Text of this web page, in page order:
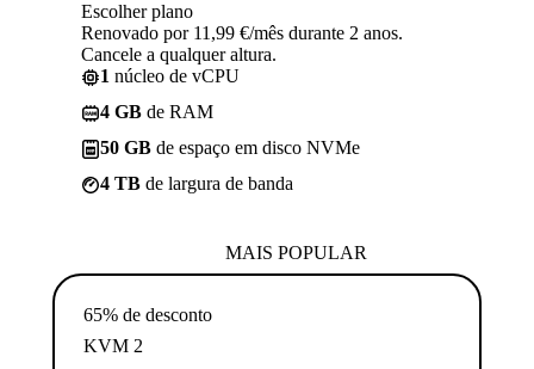
Escolher plano
Renovado por 11,99 €/mês durante 2 anos.
Cancele a qualquer altura.
1 núcleo de vCPU
4 GB de RAM
50 GB de espaço em disco NVMe
4 TB de largura de banda
MAIS POPULAR
65% de desconto
KVM 2